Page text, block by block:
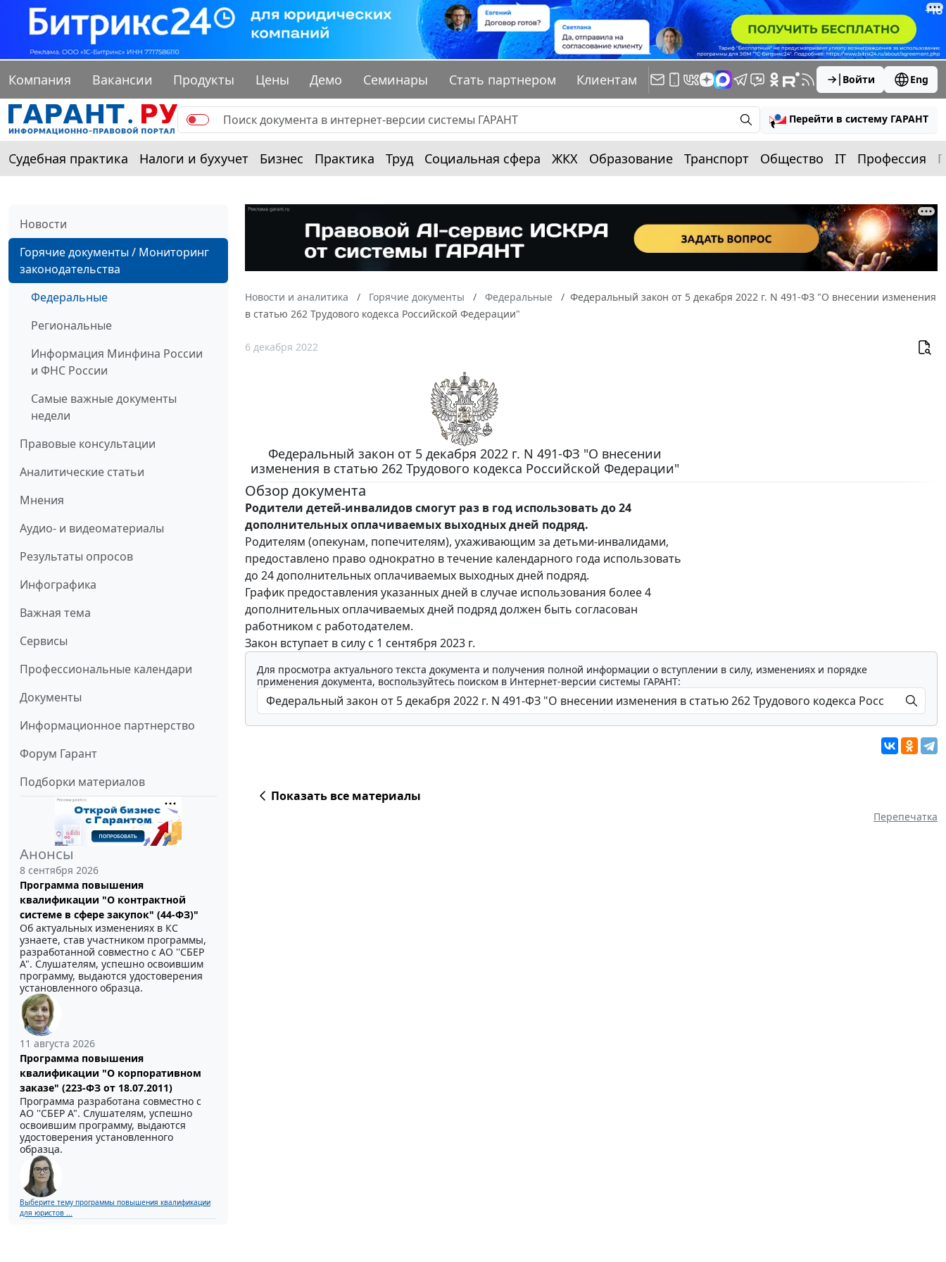
Компания Вакансии Продукты Цены Демо Семинары Стать партнером Клиентам Войти Eng
Перейти в систему ГАРАНТ
Судебная практика Налоги и бухучет Бизнес Практика Труд Социальная сфера ЖКХ Образование Транспорт Общество IT Профессия
Новости
Горячие документы / Мониторинг
законодательства
Федеральные
Региональные
Информация Минфина России
и ФНС России
Самые важные документы
недели
Правовые консультации
Аналитические статьи
Мнения
Аудио- и видеоматериалы
Результаты опросов
Инфографика
Важная тема
Сервисы
Профессиональные календари
Документы
Информационное партнерство
Форум Гарант
Подборки материалов
Анонсы
8 сентября 2026
Программа повышения
квалификации "О контрактной
системе в сфере закупок" (44-ФЗ)"
Об актуальных изменениях в КС
узнаете, став участником программы,
разработанной совместно с АО ''СБЕР
А". Слушателям, успешно освоившим
программу, выдаются удостоверения
установленного образца.
11 августа 2026
Программа повышения
квалификации "О корпоративном
заказе" (223-ФЗ от 18.07.2011)
Программа разработана совместно с
АО ''СБЕР А". Слушателям, успешно
освоившим программу, выдаются
удостоверения установленного
образца.
Выберите тему программы повышения квалификации
для юристов ...
Новости и аналитика Горячие документы Федеральные
Федеральный закон от 5 декабря 2022 г. N 491-ФЗ "О внесении изменения
в статью 262 Трудового кодекса Российской Федерации"
6 декабря 2022
Федеральный закон от 5 декабря 2022 г. N 491-ФЗ "О внесении
изменения в статью 262 Трудового кодекса Российской Федерации"
Обзор документа
Родители детей-инвалидов смогут раз в год использовать до 24
дополнительных оплачиваемых выходных дней подряд.
Родителям (опекунам, попечителям), ухаживающим за детьми-инвалидами,
предоставлено право однократно в течение календарного года использовать
до 24 дополнительных оплачиваемых выходных дней подряд.
График предоставления указанных дней в случае использования более 4
дополнительных оплачиваемых дней подряд должен быть согласован
работником с работодателем.
Закон вступает в силу с 1 сентября 2023 г.
Для просмотра актуального текста документа и получения полной информации о вступлении в силу, изменениях и порядке
применения документа, воспользуйтесь поиском в Интернет-версии системы ГАРАНТ:
Показать все материалы
Перепечатка